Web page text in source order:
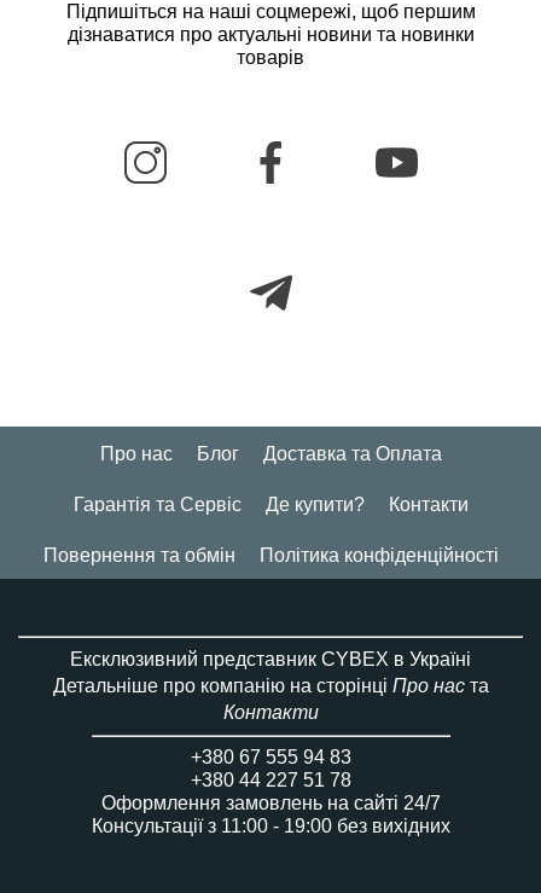
Підпишіться на наші соцмережі, щоб першим
дізнаватися про актуальні новини та новинки
товарів
Про нас Блог Доставка та Оплата
Гарантія та Сервіс Де купити? Контакти
Повернення та обмін Політика конфіденційності
Ексклюзивний представник CYBEX в Україні
Детальніше про компанію на сторінці Про наста
Контакти
+380 67 555 94 83
+380 44 227 51 78
Оформлення замовлень на сайті 24/7
Консультації з 11:00 - 19:00 без вихідних